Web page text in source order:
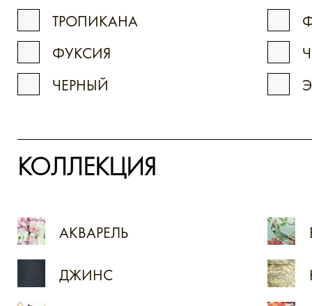
ТРОПИКАНА
ФУКСИЯ
ЧЕРНЫЙ
КОЛЛЕКЦИЯ
АКВАРЕЛЬ
ДЖИНС